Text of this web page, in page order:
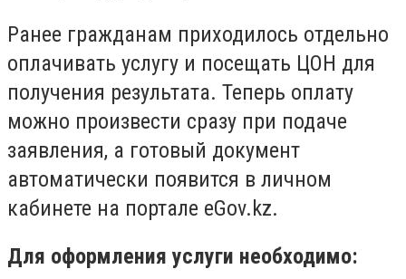
Ранее гражданам приходилось отдельно
оплачивать услугу и посещать ЦОН для
получения результата. Теперь оплату
можно произвести сразу при подаче
заявления, а готовый документ
автоматически появится в личном
кабинете на портале eGov.kz.
Для оформления услуги необходимо: